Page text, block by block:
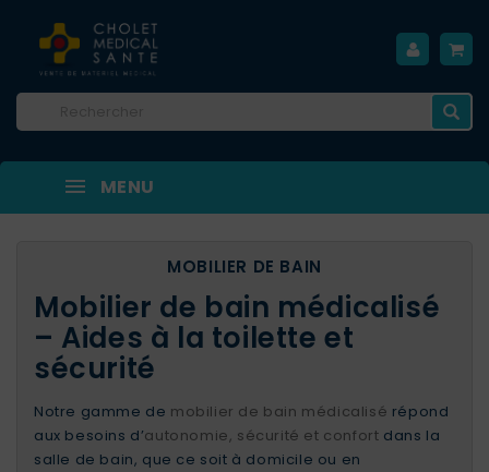
MENU
MOBILIER DE BAIN
Mobilier de bain médicalisé
– Aides à la toilette et
sécurité
Notre gamme de mobilier de bain médicalisé répond
aux besoins d’autonomie, sécurité et confort dans la
salle de bain, que ce soit à domicile ou en